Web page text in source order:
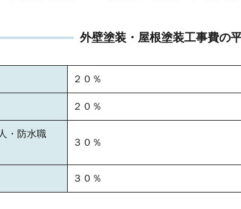
外壁塗装・屋根塗装工事費の
２０％
２０％
・防水職
３０％
３０％